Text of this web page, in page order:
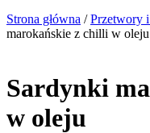
Strona główna /Przetwory
marokańskie z chilli w oleju
Sardynki
w oleju